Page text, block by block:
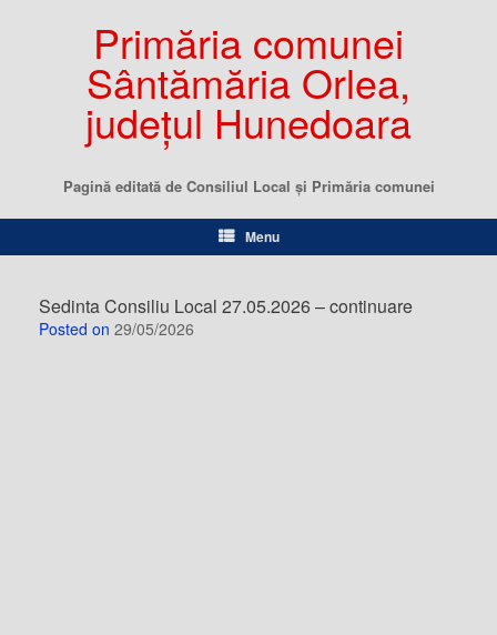
Primăria comunei
Sântămăria Orlea,
județul Hunedoara
Pagină editată de Consiliul Local şi Primăria comunei
Menu
Sedinta Consiliu Local 27.05.2026 – continuare
Posted on 29/05/2026